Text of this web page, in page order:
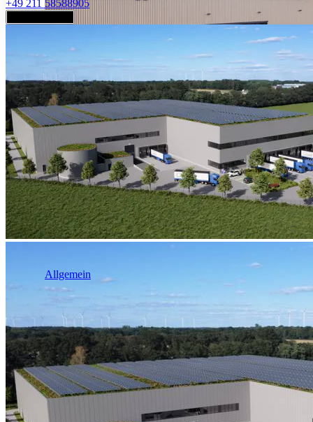
Allgemein
+49 211 58588905